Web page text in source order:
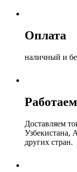
Оплата
наличный и
Доставляем
Узбекистана,
других стран.